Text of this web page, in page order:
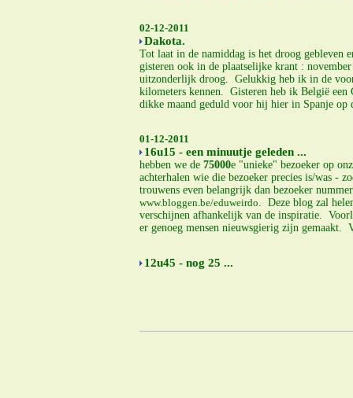
02-12-2011
Dakota.
Tot laat in de namiddag is het droog gebleven
gisteren ook in de plaatselijke krant :
uitzonderlijk droog. Gelukkig heb ik in de
kilometers kennen. Gisteren heb ik België een
dikke maand geduld voor hij hier in Spanje op
01-12-2011
16u15 - een minuutje geleden ...
hebben we de 75000e "unieke" bezoeker op
achterhalen wie die bezoeker precies is/was -
trouwens even belangrijk dan bezoeker
www.bloggen.be/eduweirdo . Deze blog zal
verschijnen afhankelijk van de inspiratie.
er genoeg mensen nieuwsgierig zijn
12u45 - nog 25 ...